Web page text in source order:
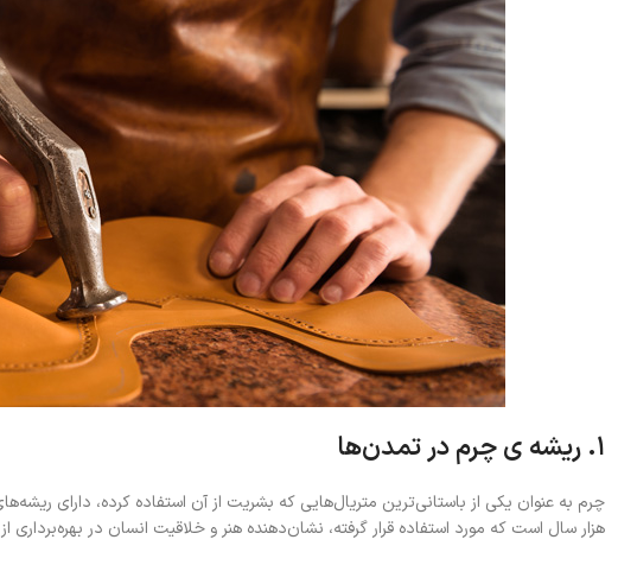
۱. ریشه‌ ی چرم در تمدن‌ها
چرم به عنوان یکی از باستانی‌ترین متریال‌هایی که بشریت از آن استفاده کرده، دارای
هزار سال است که مورد استفاده قرار گرفته، نشان‌دهنده هنر و خلاقیت انسان در